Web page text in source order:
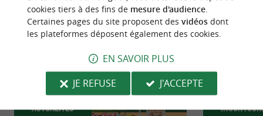
Actualités
cookies tiers à des fins de mesure d'audience.
Certaines pages du site proposent des vidéosdont
les plateformes déposent également des cookies.
EN SAVOIR PLUS
JE REFUSE
J'ACCEPTE